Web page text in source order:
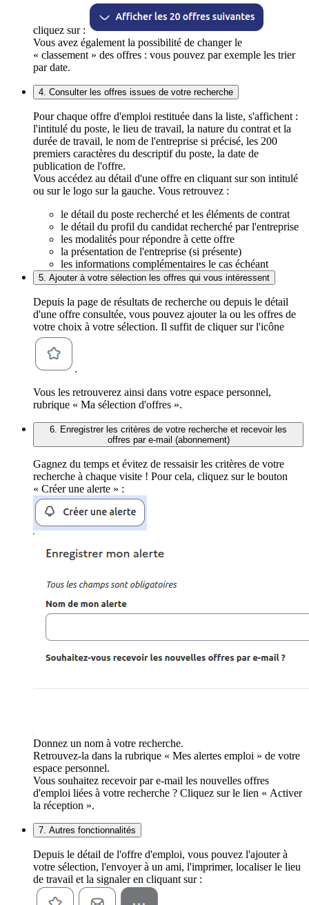
cliquez sur :
Vous avez également la possibilité de changer le
« classement » des offres : vous pouvez par exemple les trier
par date.
4. Consulter les offres issues de votre recherche
Pour chaque offre d'emploi restituée dans la liste, s'affichent :
l'intitulé du poste, le lieu de travail, la nature du contrat et la
durée de travail, le nom de l'entreprise si précisé, les 200
premiers caractères du descriptif du poste, la date de
publication de l'offre.
Vous accédez au détail d'une offre en cliquant sur son intitulé
ou sur le logo sur la gauche. Vous retrouvez :
le détail du poste recherché et les éléments de contrat
le détail du profil du candidat recherché par l'entreprise
les modalités pour répondre à cette offre
la présentation de l'entreprise (si présente)
les informations complémentaires le cas échéant
5. Ajouter à votre sélection les offres qui vous intéressent
Depuis la page de résultats de recherche ou depuis le détail
d'une offre consultée, vous pouvez ajouter la ou les offres de
votre choix à votre sélection. Il suffit de cliquer sur l'icône
.
Vous les retrouverez ainsi dans votre espace personnel,
rubrique « Ma sélection d'offres ».
6. Enregistrer les critères de votre recherche et recevoir les
offres par e-mail (abonnement)
Gagnez du temps et évitez de ressaisir les critères de votre
recherche à chaque visite ! Pour cela, cliquez sur le bouton
« Créer une alerte » :
Donnez un nom à votre recherche.
Retrouvez-la dans la rubrique « Mes alertes emploi » de votre
espace personnel.
Vous souhaitez recevoir par e-mail les nouvelles offres
d'emploi liées à votre recherche ? Cliquez sur le lien « Activer
la réception ».
7. Autres fonctionnalités
Depuis le détail de l'offre d'emploi, vous pouvez l'ajouter à
votre sélection, l'envoyer à un ami, l'imprimer, localiser le lieu
de travail et la signaler en cliquant sur :